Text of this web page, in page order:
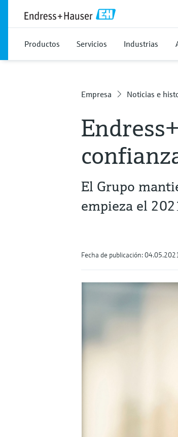
Productos Servicios Industrias
Empresa Noticias e
El Grupo
empieza el
Fecha de publicación: